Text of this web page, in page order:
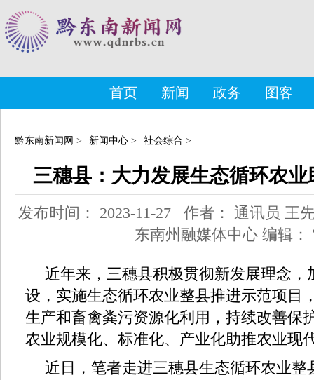
首页 新闻 政务 图客
黔东南新闻网 > 新闻中心 > 社会综合 >
三穗县：大力发展生态循环农
发布时间： 2023-11-27 作者： 通讯员 王
东南州融媒体中心 编辑：
近年来，三穗县积极贯彻新发展理念，
设，实施生态循环农业整县推进示范项目
生产和畜禽粪污资源化利用，持续改善保
农业规模化、标准化、产业化助推农业现
近日，笔者走进三穗县生态循环农业整